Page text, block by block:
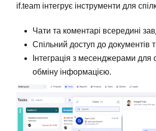
if.team інтегрує інструменти для
Чати та коментарі всередині
Спільний доступ до документів
Інтеграція з месенджерами для
обміну інформацією.